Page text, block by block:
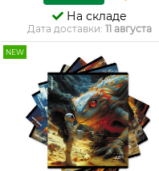
На складе
Дата доставки: 11 августа
NEW